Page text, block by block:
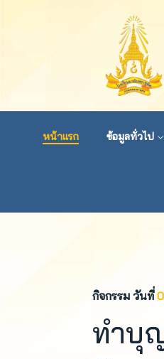
หน้าแรก ข้อมูลทั่วไป
กิจกรรม วันที่
ทำบุ